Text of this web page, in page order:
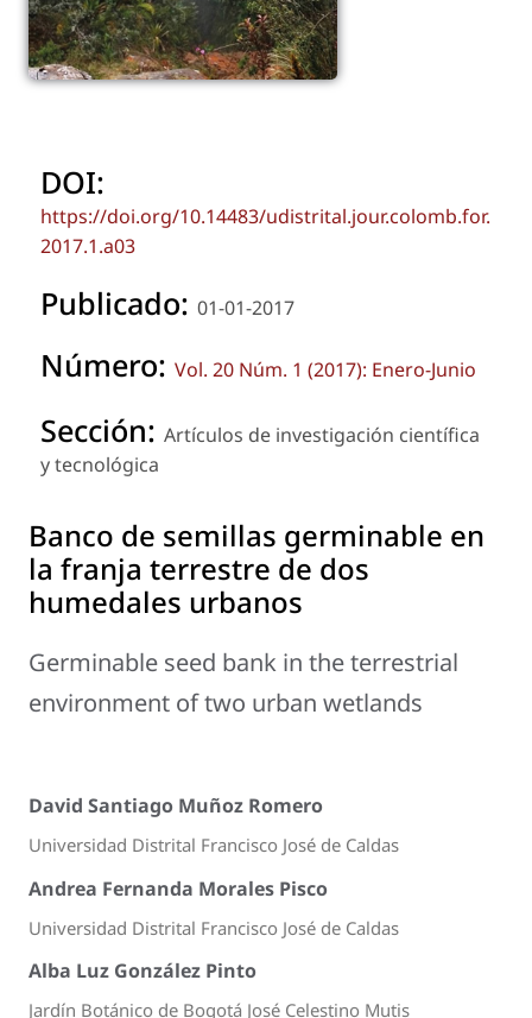
DOI:
https://doi.org/10.14483/udistrital.jour.colomb.for.
2017.1.a03
Publicado: 01-01-2017
Número: Vol. 20 Núm. 1 (2017): Enero-Junio
Sección: Artículos de investigación científica
y tecnológica
Banco de semillas germinable en
la franja terrestre de dos
humedales urbanos
Germinable seed bank in the terrestrial
environment of two urban wetlands
David Santiago Muñoz Romero
Universidad Distrital Francisco José de Caldas
Andrea Fernanda Morales Pisco
Universidad Distrital Francisco José de Caldas
Alba Luz González Pinto
Jardín Botánico de Bogotá José Celestino Mutis